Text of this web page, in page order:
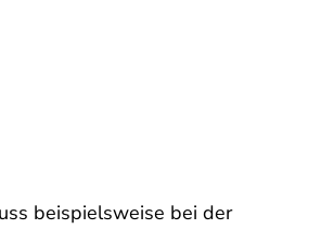
beispielsweise bei der